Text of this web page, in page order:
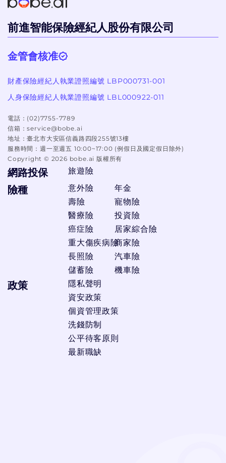
前進智能保險經紀人股份有限公司
金管會核准
財產保險經紀人執業證照編號 LBP000731-001
人身保險經紀人執業證照編號 LBL000922-011
電話： (02)7755-7789
信箱：service@bobe.ai
地址：臺北市大安區信義路四段255號13樓
服務時間： 週一至週五 10:00~17:00 (例假日及國定假日除外)
Copyright © 2026 bobe.ai 版權所有
網路投保 旅遊險
險種
意外險
壽險
醫療險
癌症險
重大傷疾病險
長照險
儲蓄險
年金
寵物險
投資險
居家綜合險
商家險
汽車險
機車險
政策
隱私聲明
資安政策
個資管理政策
洗錢防制
公平待客原則
最新職缺